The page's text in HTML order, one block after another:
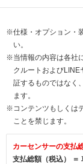
※仕様・オプション・
い。
※当情報の内容は各社
クルートおよび
証するものではなく
ます。
※コンテンツもしくは
ことを禁じます。
カーセンサーの支払
支払総額（税込） ＝